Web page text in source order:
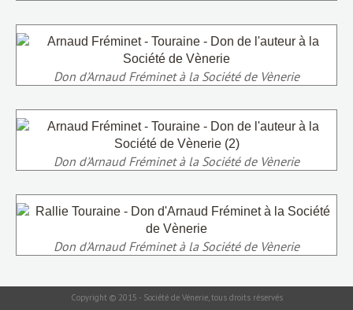
Don d'Arnaud Fréminet à la Société de Vènerie
Don d'Arnaud Fréminet à la Société de Vènerie
Don d'Arnaud Fréminet à la Société de Vènerie
Copyright © 2015 - Société de Vénerie, tous droits réservés